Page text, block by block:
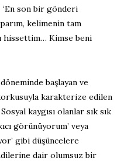
son bir gönderi
kelimenin tam
hissettim… Kimse beni
başlayan ve
karakterize edilen
kaygısı olanlar sık sık
görünüyorum’ veya
gibi düşüncelere
dair olumsuz bir